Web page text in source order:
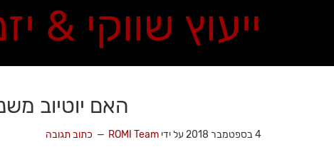
ייעוץ שווקי &
האם יוטיוב
4 בספטמבר 2018 על ידי ROMI Team כתוב תגובה